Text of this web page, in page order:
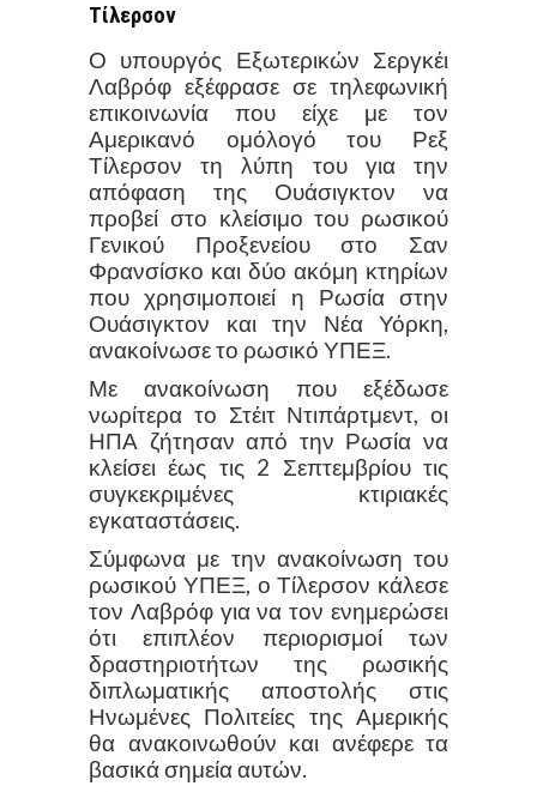
Τίλερσον
Ο υπουργός Εξωτερικών Σεργκέι
Λαβρόφ εξέφρασε σε τηλεφωνική
επικοινωνία που είχε με τον
Αμερικανό ομόλογό του Ρεξ
Τίλερσον τη λύπη του για την
απόφαση της Ουάσιγκτον να
προβεί στο κλείσιμο του ρωσικού
Γενικού Προξενείου στο Σαν
Φρανσίσκο και δύο ακόμη κτηρίων
που χρησιμοποιεί η Ρωσία στην
Ουάσιγκτον και την Νέα Υόρκη,
ανακοίνωσε το ρωσικό ΥΠΕΞ.
Με ανακοίνωση που εξέδωσε
νωρίτερα το Στέιτ Ντιπάρτμεντ, οι
ΗΠΑ ζήτησαν από την Ρωσία να
κλείσει έως τις 2 Σεπτεμβρίου τις
συγκεκριμένες κτιριακές
εγκαταστάσεις.
Σύμφωνα με την ανακοίνωση του
ρωσικού ΥΠΕΞ, ο Τίλερσον κάλεσε
τον Λαβρόφ για να τον ενημερώσει
ότι επιπλέον περιορισμοί των
δραστηριοτήτων της ρωσικής
διπλωματικής αποστολής στις
Ηνωμένες Πολιτείες της Αμερικής
θα ανακοινωθούν και ανέφερε τα
βασικά σημεία αυτών.